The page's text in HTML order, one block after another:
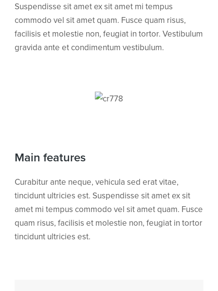
Suspendisse sit amet ex sit amet mi tempus
commodo vel sit amet quam. Fusce quam risus,
facilisis et molestie non, feugiat in tortor. Vestibulum
gravida ante et condimentum vestibulum.
Main features
Curabitur ante neque, vehicula sed erat vitae,
tincidunt ultricies est. Suspendisse sit amet ex sit
amet mi tempus commodo vel sit amet quam. Fusce
quam risus, facilisis et molestie non, feugiat in tortor
tincidunt ultricies est.